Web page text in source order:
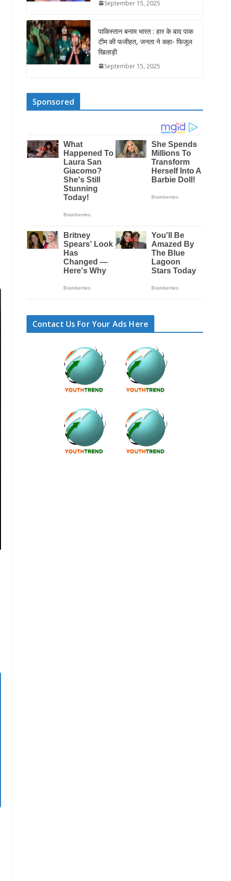
September 15, 2025
पाकिस्तान बनाम भारत : हार के बाद पाक
टीम की फजीहत, जनता ने कहा- फिजूल
खिलाड़ी
September 15, 2025
Sponsored
Contact Us For Your Ads Here